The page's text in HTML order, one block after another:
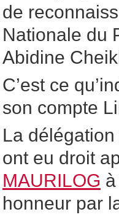
de
Nationale du
Abidine
C’est ce
son compte
La
ont eu droit
MAURILOG
honneur par